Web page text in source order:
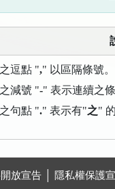
逗點 "," 以區隔條號。
減號 "-" 表示連續之條
句點 "." 表示有"之"
放宣告 隱私權保護